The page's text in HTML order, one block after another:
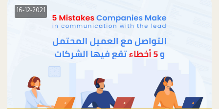
16-12-2021